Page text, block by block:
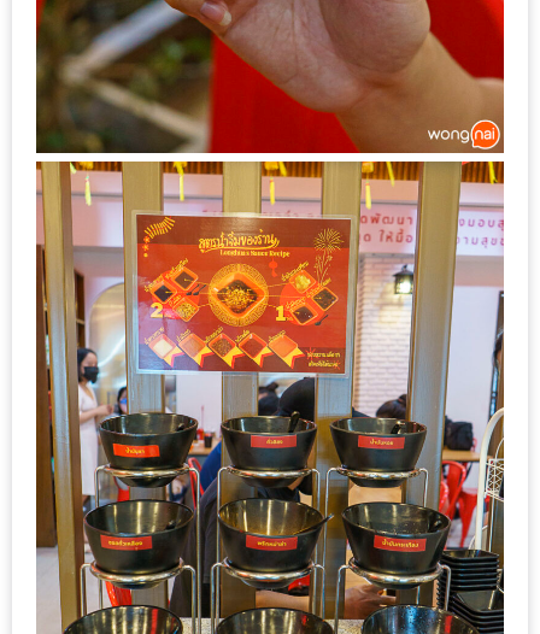
จัด
เต็ม
กับ
แผนที่
ร้าน
หมู
กระทะ
ทั่ว
เชียงใหม่
งบ
ไม่
บาน
ปลาย
อิ่ม
ชิ
ลล์
ไม่
เกิน